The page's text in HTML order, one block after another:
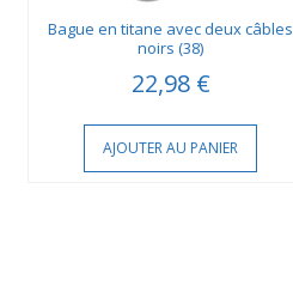
Bague en titane avec deux câbles
noirs (38)
22,98 €
AJOUTER AU PANIER